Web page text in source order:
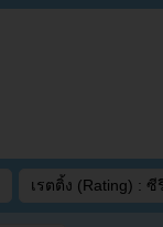
เรตติ้ง (Rating) : ซี